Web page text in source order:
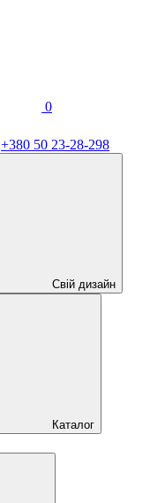
0
+380 50 23-28-298
Свій дизайн
Каталог